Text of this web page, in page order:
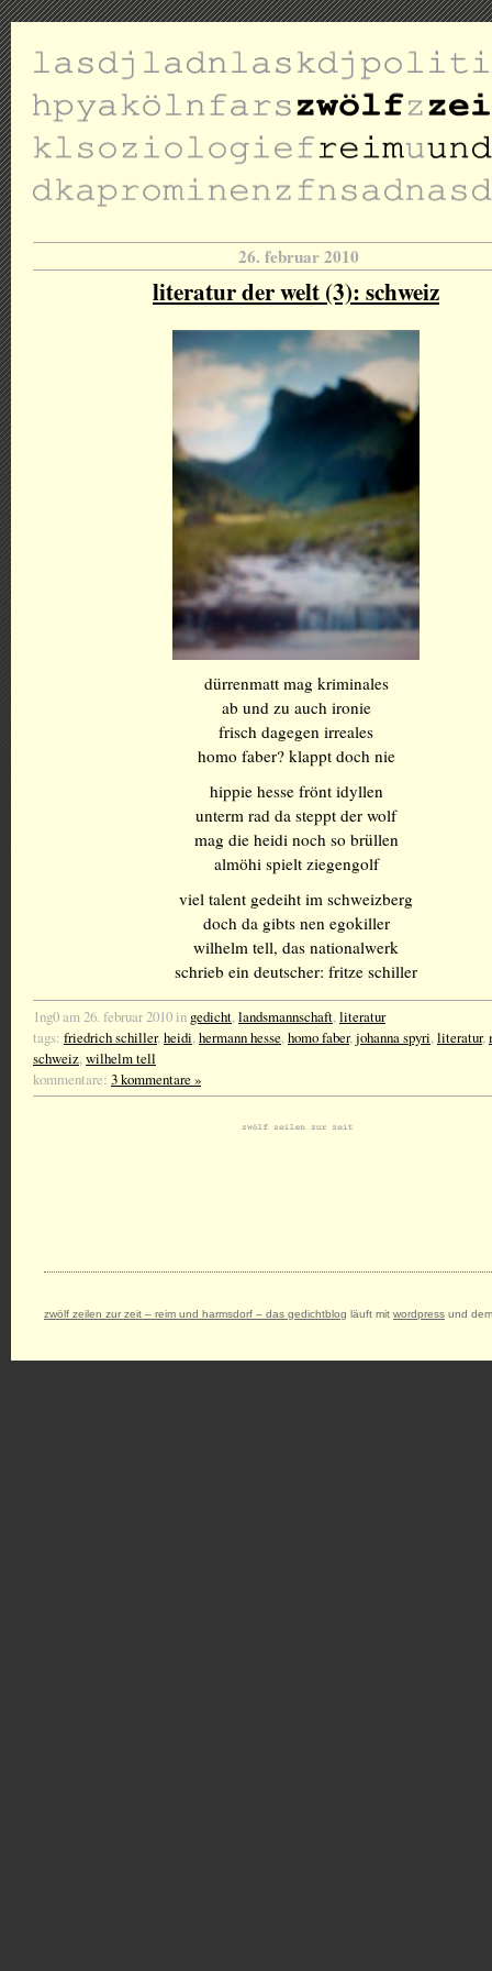
26. februar 2010
literatur der welt (3): schweiz
dürrenmatt mag kriminales
ab und zu auch ironie
frisch dagegen irreales
homo faber? klappt doch nie
hippie hesse frönt idyllen
unterm rad da steppt der wolf
mag die heidi noch so brüllen
almöhi spielt ziegengolf
viel talent gedeiht im schweizberg
doch da gibts nen egokiller
wilhelm tell, das nationalwerk
schrieb ein deutscher: fritze schiller
1ng0 am 26. februar 2010 in gedicht,landsmannschaft,literatur
tags: friedrich schiller,heidi,hermann hesse,homo faber,johanna spyri,literatur,
schweiz,wilhelm tell
kommentare: 3 kommentare »
zwölf zeilen zur zeit – reim und harmsdorf – das gedichtblog läuft mit wordpress und